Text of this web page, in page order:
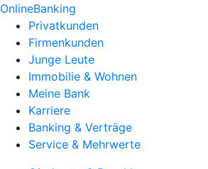
OnlineBanking
Privatkunden
Firmenkunden
Junge Leute
Immobilie & Wohnen
Meine Bank
Karriere
Banking & Verträge
Service & Mehrwerte